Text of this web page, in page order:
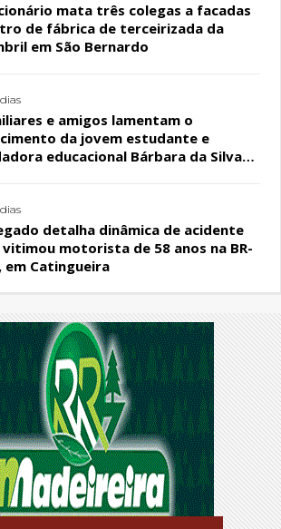
mata três colegas a facadas
de fábrica de terceirizada da
em São Bernardo
e amigos lamentam o
da jovem estudante e
educacional Bárbara da Silva
detalha dinâmica de acidente
vitimou motorista de 58 anos na BR-
em Catingueira